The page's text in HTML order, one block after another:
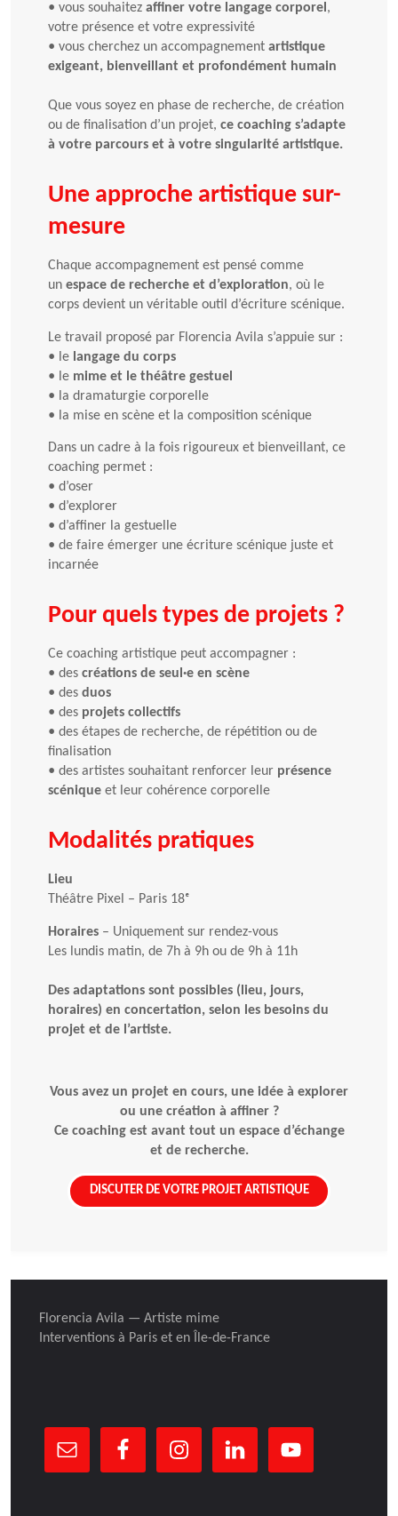
• vous souhaitezaffiner votre langage corporel ,
votre présence et votre expressivité
• vous cherchez un accompagnementartistique
exigeant, bienveillant et profondément humain
Que vous soyez en phase de recherche, de création
ou de finalisation d’un projet,ce coaching s’adapte
à votre parcours et à votre singularité artistique.
Une approche artistique sur-
mesure
Chaque accompagnement est pensé comme
unespace de recherche et d’exploration, où le
corps devient un véritable outil d’écriture scénique.
Le travail proposé par Florencia Avila s’appuie sur :
• le langage du corps
• le mime et le théâtre gestuel
• la dramaturgie corporelle
• la mise en scène et la composition scénique
Dans un cadre à la fois rigoureux et bienveillant, ce
coaching permet :
• d’oser
• d’explorer
• d’affiner la gestuelle
• de faire émerger une écriture scénique juste et
incarnée
Pour quels types de projets ?
Ce coaching artistique peut accompagner :
• descréations de seul·e en scène
• desduos
• des projets collectifs
• des étapes de recherche, de répétition ou de
finalisation
• des artistes souhaitant renforcer leur présence
scénique et leur cohérence corporelle
Modalités pratiques
Lieu
Théâtre Pixel – Paris 18ᵉ
Horaires – Uniquement sur rendez-vous
Les lundis matin, de 7h à 9h ou de 9h à 11h
Des adaptations sont possibles (lieu, jours,
horaires) en concertation, selon les besoins du
projet et de l’artiste.
Vous avez un projet en cours, une idée à explorer
ou une création à affiner ?
Ce coaching est avant tout un espace d’échange
et de recherche.
DISCUTER DE VOTRE PROJET ARTISTIQUE
Florencia Avila — Artiste mime
Interventions à Paris et en Île-de-France